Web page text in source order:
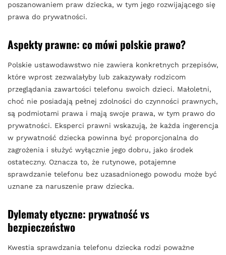
poszanowaniem praw dziecka, w tym jego rozwijającego się
prawa do prywatności.
Aspekty prawne: co mówi polskie prawo?
Polskie ustawodawstwo nie zawiera konkretnych przepisów,
które wprost zezwalałyby lub zakazywały rodzicom
przeglądania zawartości telefonu swoich dzieci. Małoletni,
choć nie posiadają pełnej zdolności do czynności prawnych,
są podmiotami prawa i mają swoje prawa, w tym prawo do
prywatności. Eksperci prawni wskazują, że każda ingerencja
w prywatność dziecka powinna być proporcjonalna do
zagrożenia i służyć wyłącznie jego dobru, jako środek
ostateczny. Oznacza to, że rutynowe, potajemne
sprawdzanie telefonu bez uzasadnionego powodu może być
uznane za naruszenie praw dziecka.
Dylematy etyczne: prywatność vs
bezpieczeństwo
Kwestia sprawdzania telefonu dziecka rodzi poważne